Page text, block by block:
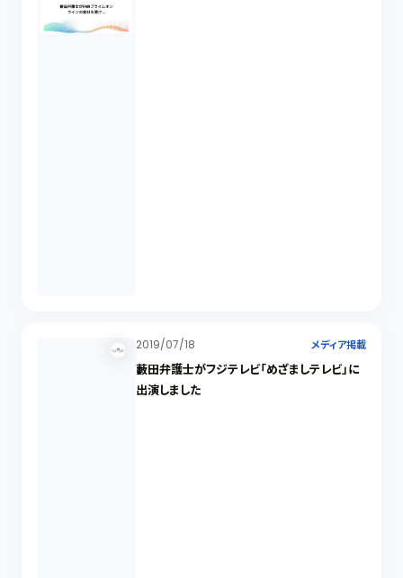
2019/07/18 メディア掲載
藪田弁護士がフジテレビ「めざましテレビ」に
出演しました